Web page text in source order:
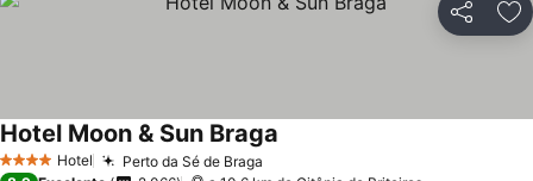
Partilhar
4 EstrelasHotel Perto da Sé de Braga
Hotel Moon & Sun Braga